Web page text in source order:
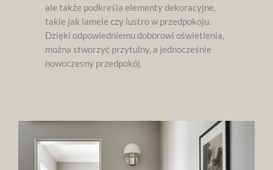
ale także podkreśla elementy dekoracyjne,
takie jak lamele czy lustro w przedpokoju.
Dzięki odpowiedniemu doborowi oświetlenia,
można stworzyć przytulny, a jednocześnie
nowoczesny przedpokój.